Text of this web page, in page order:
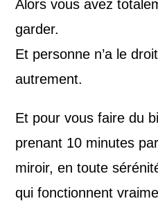
Alors vous avez
garder.
Et personne n’a le
autrement.
Et pour vous faire du
prenant 10 minutes
miroir, en toute
qui fonctionnent